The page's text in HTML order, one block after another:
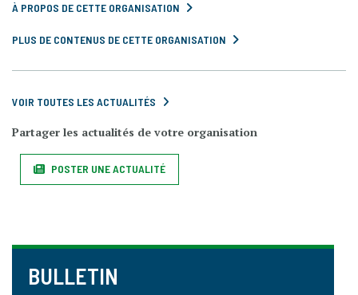
À PROPOS DE CETTE ORGANISATION
PLUS DE CONTENUS DE CETTE ORGANISATION
VOIR TOUTES LES ACTUALITÉS
Partager les actualités de votre organisation
POSTER UNE ACTUALITÉ
BULLETIN